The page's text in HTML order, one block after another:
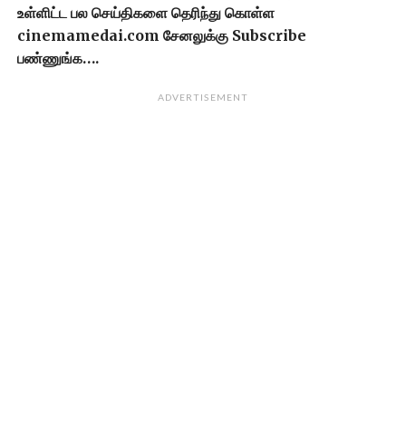
உள்ளிட்ட பல செய்திகளை தெரிந்து கொள்ள
cinemamedai.com சேனலுக்கு Subscribe
பண்ணுங்க….
ADVERTISEMENT